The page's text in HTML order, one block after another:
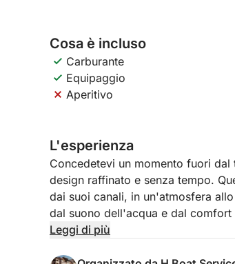
Cosa è incluso
Carburante
Equipaggio
Aperitivo
L'esperienza
Concedetevi un momento fuori
design raffinato e senza tempo.
dai suoi canali, in un'atmosfera
dal suono dell'acqua e dal
tradizione, eleganza e intimità.
Leggi di più